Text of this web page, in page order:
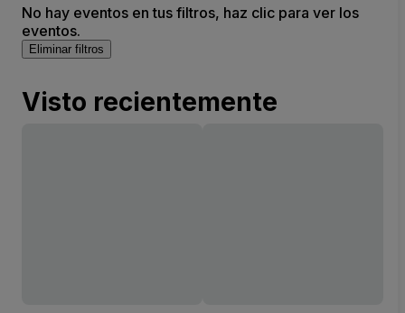
No hay eventos en tus filtros, haz clic para ver los
eventos.
Eliminar filtros
Visto recientemente